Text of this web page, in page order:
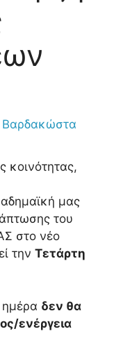
Βαρδακώστα
κοινότητας,
μας
του
στο νέο
την Τετάρτη
ημέρα δεν θα
ενέργεια